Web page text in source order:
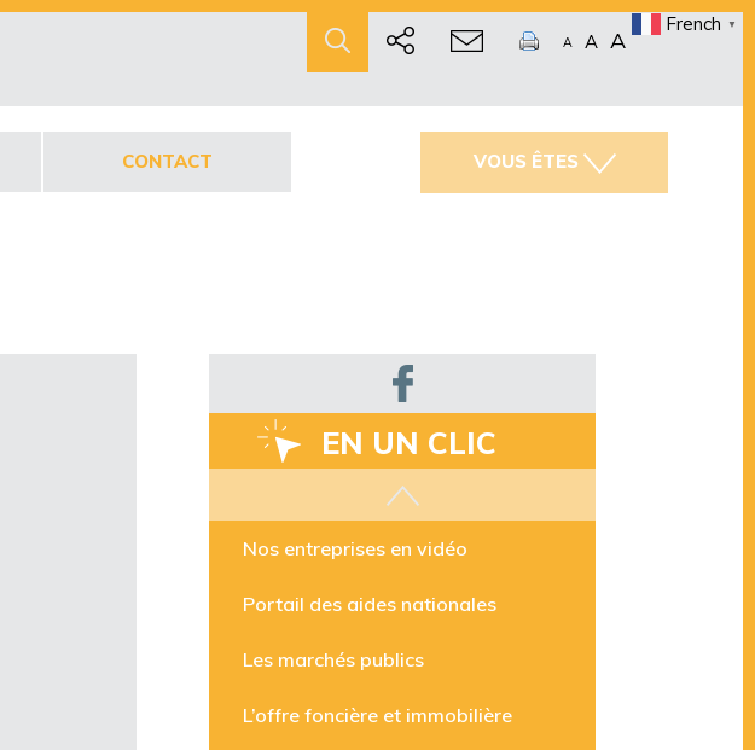
A A A
French ▼
CONTACT VOUS ÊTES
EN UN CLIC
Les aides disponibles
Nos entreprises en vidéo
Portail des aides nationales
Les marchés publics
L’offre foncière et immobilière